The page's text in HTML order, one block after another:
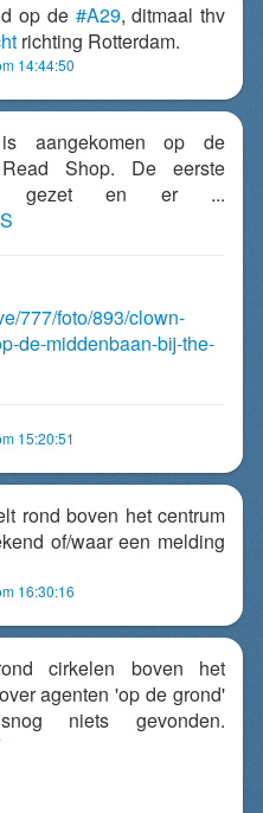
op de #A29, ditmaal thv
richting Rotterdam.
14:44:50
aangekomen op de
Shop. De eerste
gezet en er ...
777/foto/893/clown-
de-middenbaan-bij-the-
15:20:51
rond boven het centrum
of/waar een melding
16:30:16
cirkelen boven het
agenten 'op de grond'
niets gevonden.